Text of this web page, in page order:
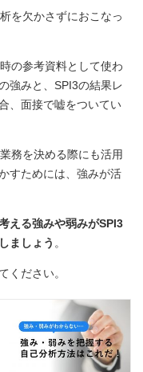
を欠かさずにおこなっ
の参考資料として使わ
強みと、SPI3の結果レ
、面接で嘘をついてい
務を決める際にも活用
すためには、強みが活
える強みや弱みがSPI3
ましょう 。
ください。